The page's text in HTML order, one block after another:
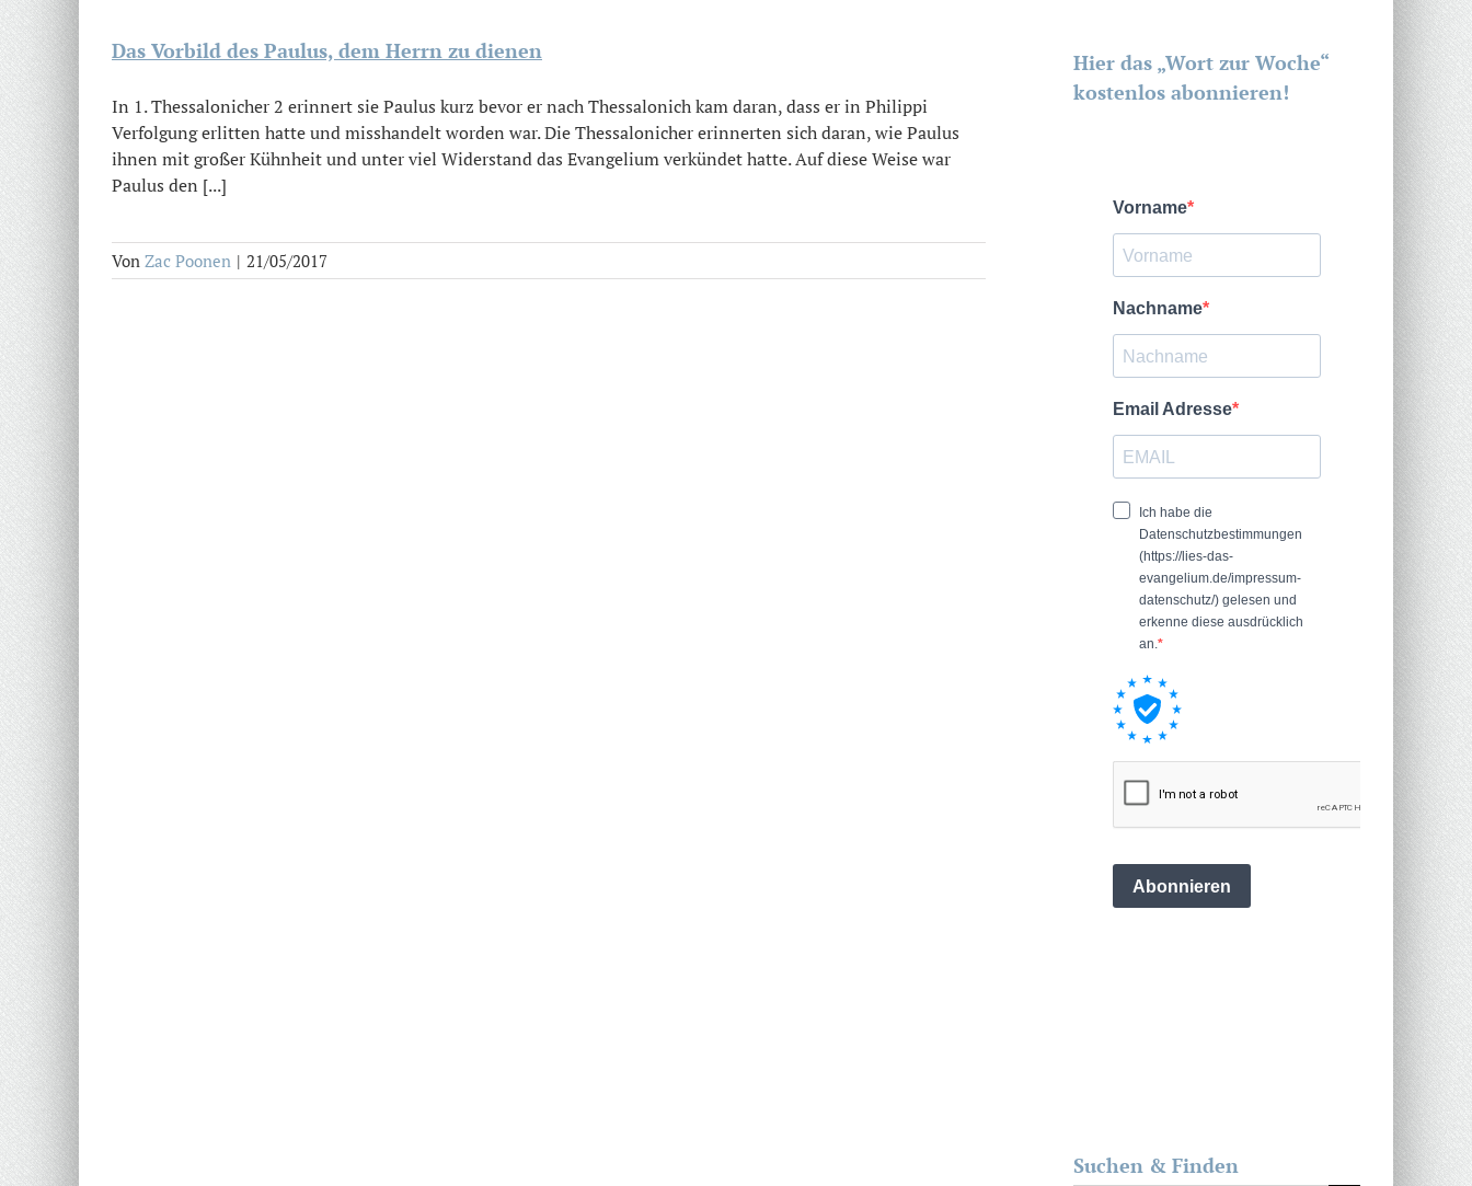
Das Vorbild des Paulus, dem Herrn zu dienen
In 1. Thessalonicher 2 erinnert sie Paulus kurz bevor er nach Thessalonich kam daran, dass er in Philippi
Verfolgung erlitten hatte und misshandelt worden war. Die Thessalonicher erinnerten sich daran, wie Paulus
ihnen mit großer Kühnheit und unter viel Widerstand das Evangelium verkündet hatte. Auf diese Weise war
Paulus den [...]
Von Zac Poonen | 21/05/2017
Hier das „Wort zur Woche“
kostenlos abonnieren!
Suchen & Finden